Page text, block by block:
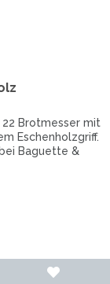
Brotmesser mit
Eschenholzgriff.
Baguette &